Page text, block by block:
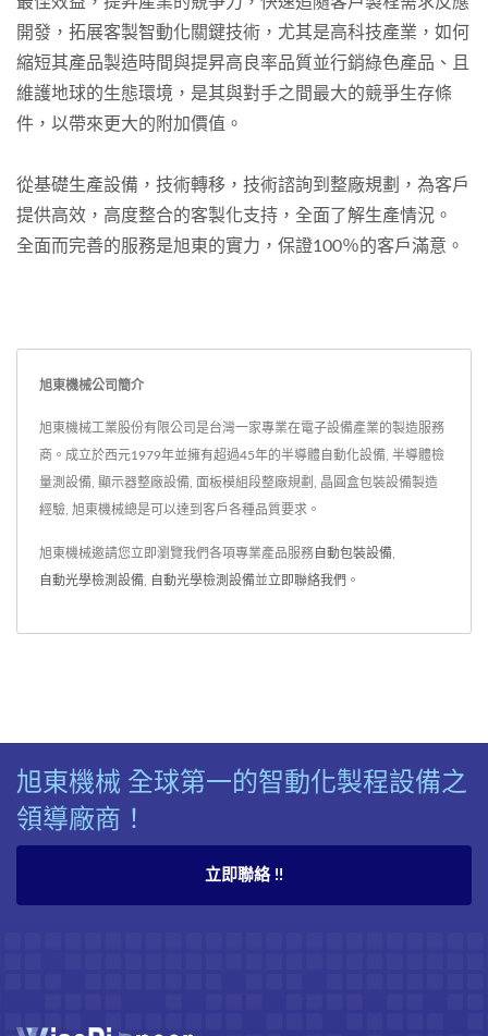
開發，拓展客製智動化關鍵技術，尤其是高科技產業，如何
縮短其產品製造時間與提昇高良率品質並行銷綠色產品、且
維護地球的生態環境，是其與對手之間最大的競爭生存條
件，以帶來更大的附加價值。
從基礎生產設備，技術轉移，技術諮詢到整廠規劃，為客戶
提供高效，高度整合的客製化支持，全面了解生產情況。
全面而完善的服務是旭東的實力，保證100％的客戶滿意。
旭東機械公司簡介
旭東機械工業股份有限公司是台灣一家專業在電子設備產業的製造服務
商。成立於西元1979年並擁有超過45年的半導體自動化設備, 半導體檢
量測設備, 顯示器整廠設備, 面板模組段整廠規劃, 晶圓盒包裝設備製造
經驗, 旭東機械總是可以達到客戶各種品質要求。
旭東機械邀請您立即瀏覽我們各項專業產品服務 自動包裝設備
自動光學檢測設備 自動光學檢測設備並立即聯絡我們 。
旭東機械 全球第一的智動化製程設備之
領導廠商！
立即聯絡 !!